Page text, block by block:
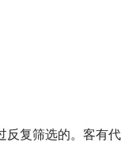
反复筛选的。客有